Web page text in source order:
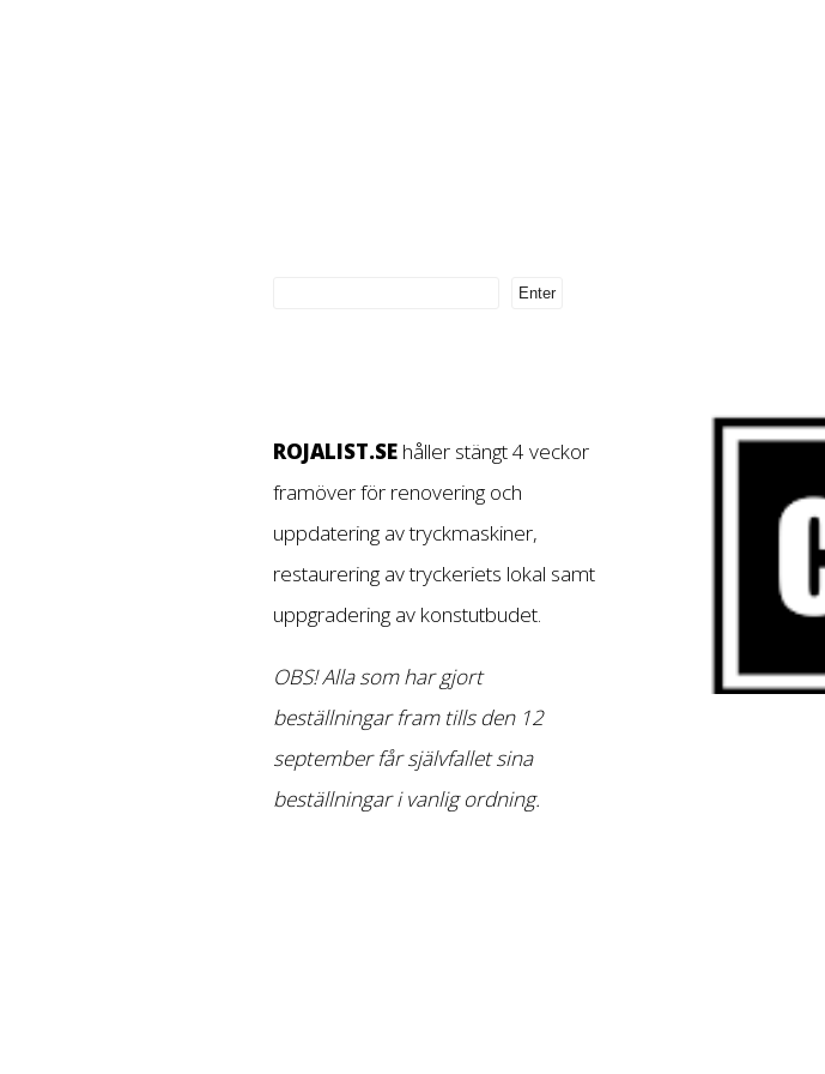
ROJALIST.SE håller stängt 4 veckor
framöver för renovering och
uppdatering av tryckmaskiner,
restaurering av tryckeriets lokal samt
uppgradering av konstutbudet.
OBS! Alla som har gjort
beställningar fram tills den 12
september får självfallet sina
beställningar i vanlig ordning.